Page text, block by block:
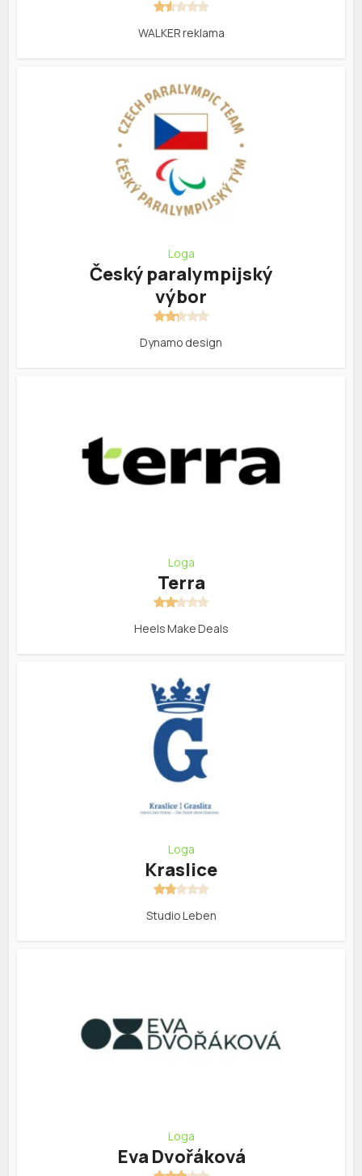
WALKER reklama
Loga
Český paralympijský
výbor
Dynamo design
Loga
Terra
Heels Make Deals
Loga
Kraslice
Studio Leben
Loga
Eva Dvořáková